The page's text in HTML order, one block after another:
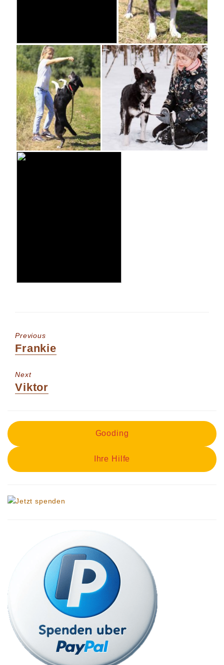
Previous
Previous
Frankie
Next
Next
Viktor
Gooding
Ihre Hilfe